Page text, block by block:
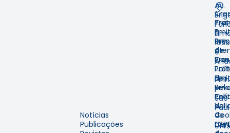
Notícias
Publicações
em
pelo
de
e
de
de
de
Av.
9º
–
–
São
–